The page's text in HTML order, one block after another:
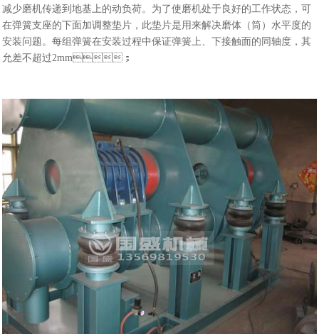
减少磨机传递到地基上的动负荷。为了使磨机处于良好的工作状态，可
在弹簧支座的下面加调整垫片，此垫片是用来解决磨体（筒）水平度的
安装问题。每组弹簧在安装过程中保证弹簧上、下接触面的同轴度，其
允差不超过2mm；